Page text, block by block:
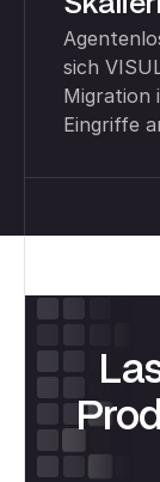
sich
Migration
Eingriffe